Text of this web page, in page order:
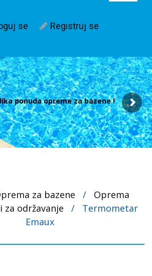
se Registruj se
ponuda opreme za bazene !
za bazene /
Oprema
održavanje
/
Termometar
Emaux